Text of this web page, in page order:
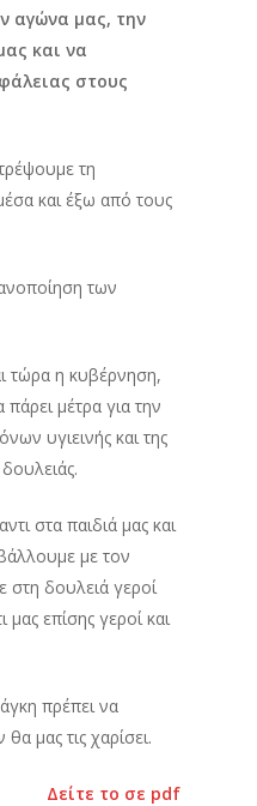
αγώνα μας, την
και να
στους
τη
και έξω από τους
των
τώρα η κυβέρνηση,
μέτρα για την
υγιεινής και της
στα παιδιά μας και
με τον
στη δουλειά γεροί
μας επίσης γεροί και
πρέπει να
μας τις χαρίσει.
Δείτε το σε pdf